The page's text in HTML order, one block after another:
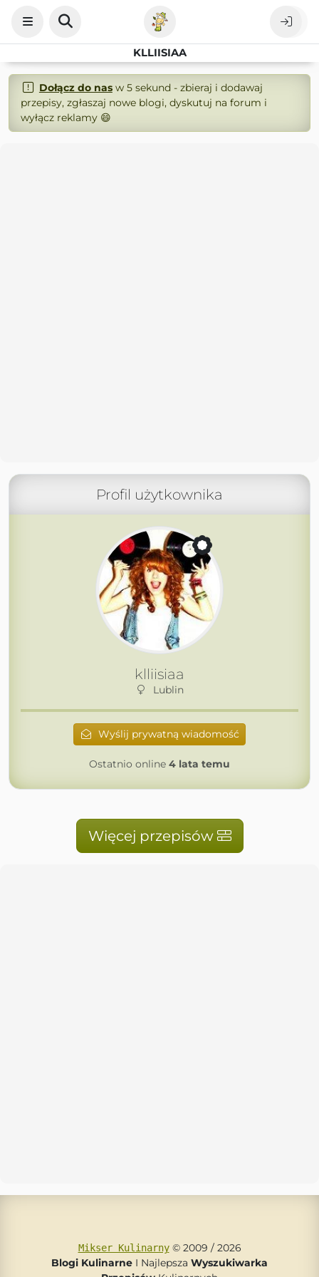
KLLIISIAA
Dołącz do nasw 5 sekund - zbieraj i dodawaj
przepisy, zgłaszaj nowe blogi, dyskutuj na forum i
wyłącz reklamy 😄
Profil użytkownika
klliisiaa
Lublin
Wyślij prywatną wiadomość
Ostatnio online 4 lata temu
Więcej przepisów
Mikser Kulinarny© 2009 / 2026
Blogi Kulinarne I Najlepsza Wyszukiwarka